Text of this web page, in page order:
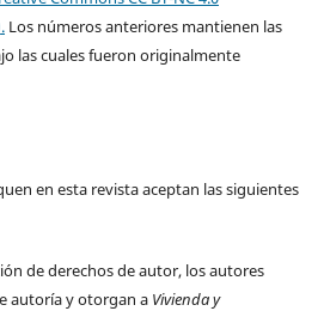
Los números anteriores mantienen las
las cuales fueron originalmente
en esta revista aceptan las siguientes
de derechos de autor, los autores
autoría y otorgan a Vivienda y